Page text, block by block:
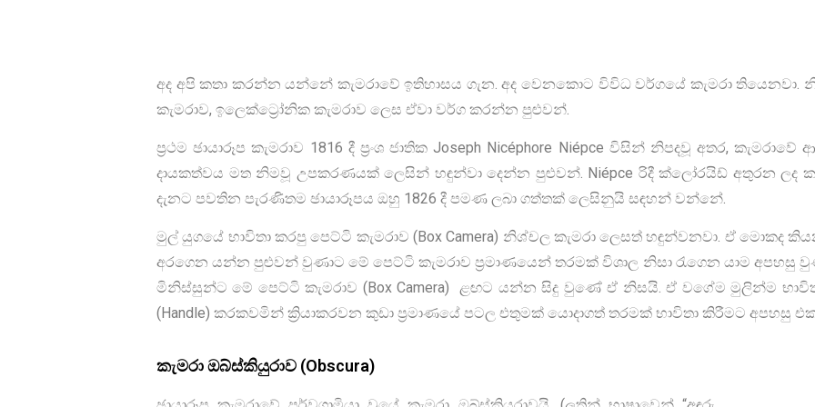
අද අපි කතා කරන්න යන්නේ කැමරාවේ ඉතිහාසය ගැන. අද වෙනකොට විවිධ වර්ගයේ කැමරා තියෙනවා.
කැමරාව, ඉලෙක්ට්‍රෝනික කැමරාව ලෙස ඒවා වර්ග කරන්න පුළුවන්.
ප්‍රථම ඡායාරූප කැමරාව 1816 දී ප්‍රංශ ජාතික Joseph Nicéphore Niépce විසින් නිපදවූ අතර,
දායකත්වය මත නිමවූ උපකරණයක් ලෙසින් හඳුන්වා දෙන්න පුළුවන්. Niépce රිදී ක්ලෝරයිඩ් අතුරන ලද
දැනට පවතින පැරණිතම ඡායාරූපය ඔහු 1826 දී පමණ ලබා ගත්තක් ලෙසිනුයි සඳහන් වන්නේ.
මුල් යුගයේ භාවිතා කරපු පෙට්ටි කැමරාව (Box Camera) නිශ්චල කැමරා ලෙසත් හඳුන්වනවා. ඒ මොකද
අරගෙන යන්න පුළුවන් වුණාට මේ පෙට්ටි කැමරාව ප්‍රමාණයෙන් තරමක් විශාල නිසා රැගෙන යාම අපහසු
මිනිස්සුන්ට මේ පෙට්ටි කැමරාව (Box Camera) ළඟට යන්න සිදු වුණේ ඒ නිසයි. ඒ වගේම මුලින්ම
(Handle) කරකවමින් ක්‍රියාකරවන කුඩා ප්‍රමාණයේ පටල එතුමක් යොදාගත් තරමක් භාවිතා කිරීමට අපහසු
කැමරා ඔබ්ස්කියුරාව (Obscura)